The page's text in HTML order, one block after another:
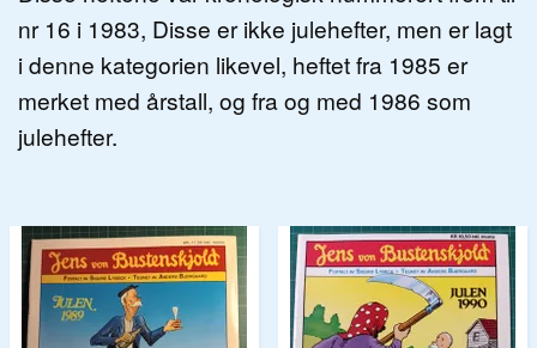
nr 16 i 1983, Disse er ikke julehefter, men er lagt
i denne kategorien likevel, heftet fra 1985 er
merket med årstall, og fra og med 1986 som
julehefter.